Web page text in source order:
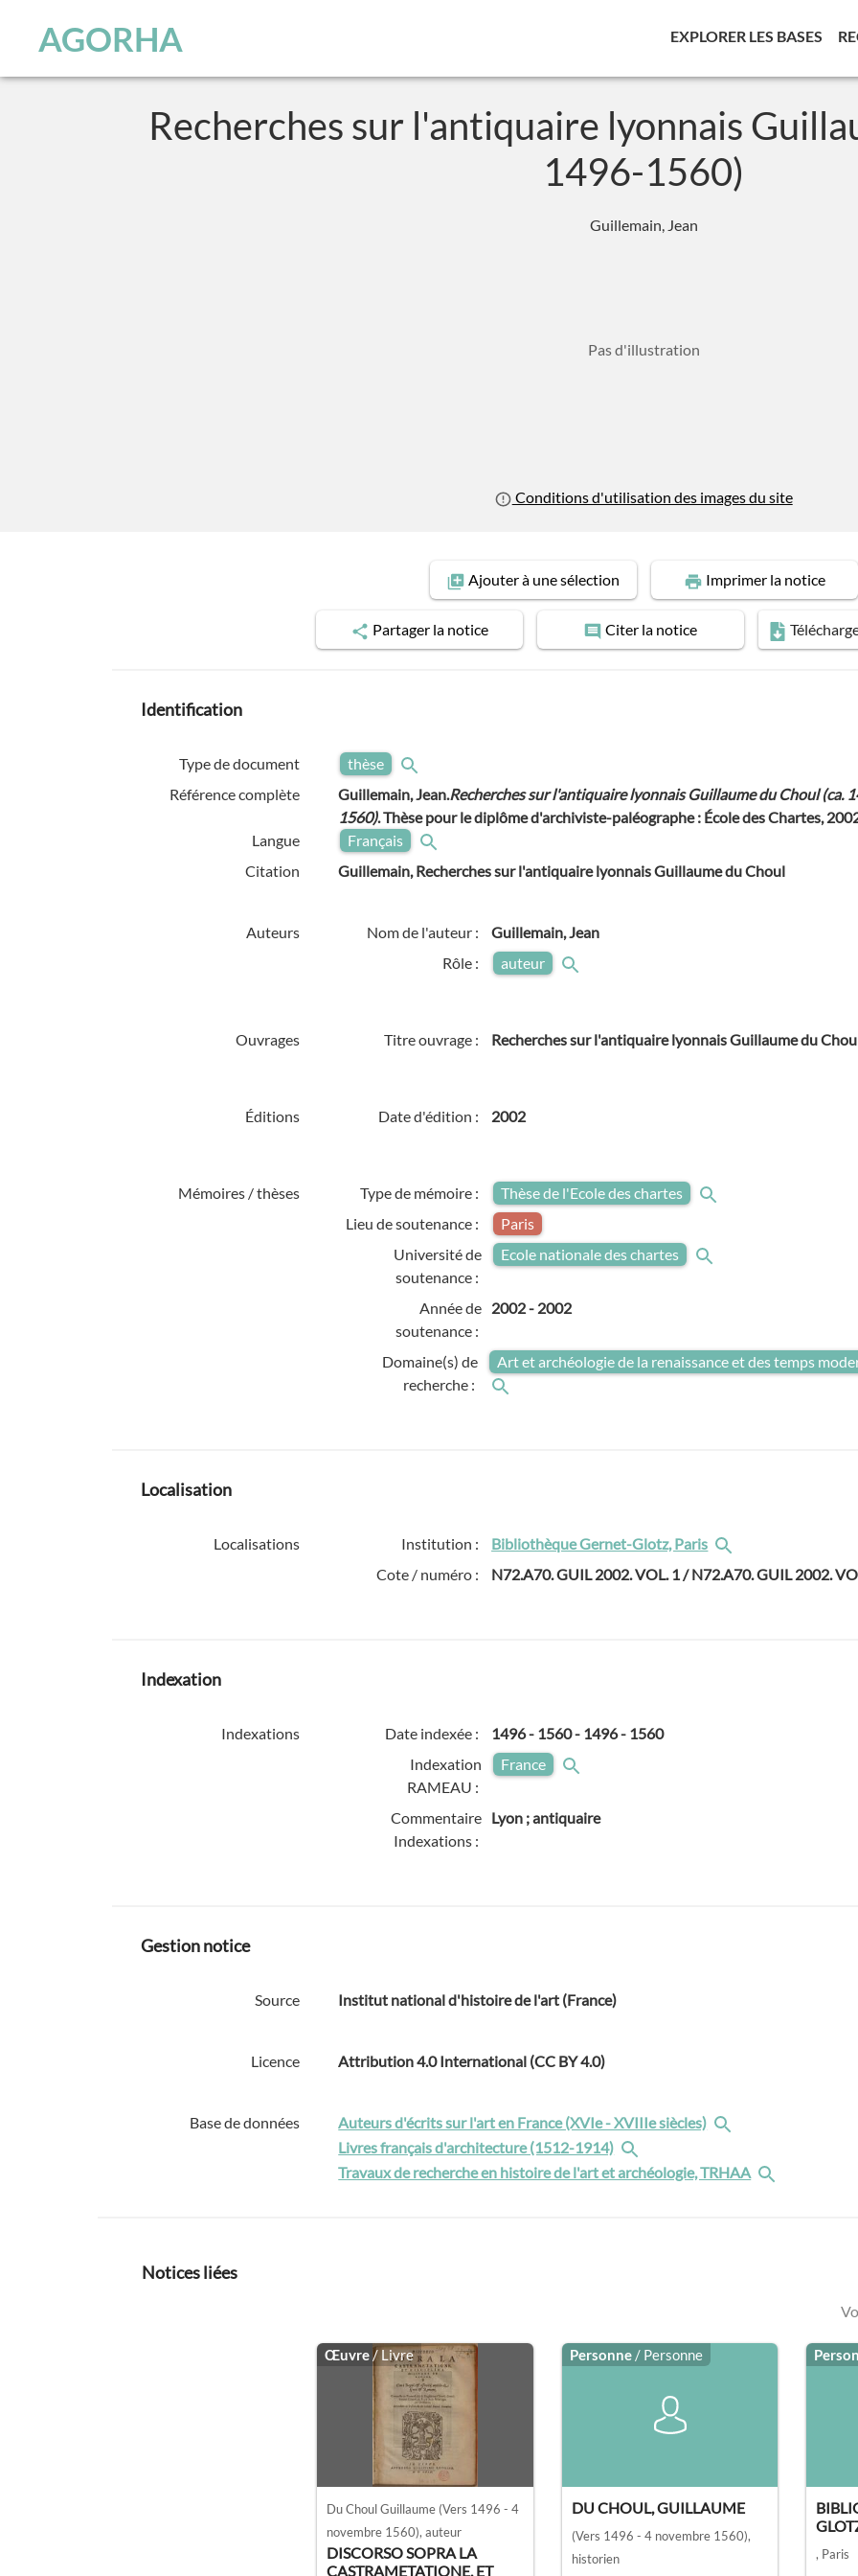
AGORHA EXPLORER LES BASES
Recherches sur l'antiquaire lyonnais
1496-1560)
Guillemain, Jean
Pas d'illustration
Conditions d'utilisation des images du site
Ajouterà une sélection Imprimerla notice
Partagerla notice Citer la notice
Identification
Type de document
thèse
Référence complète
Guillemain, Jean.Recherches sur l'antiquaire lyonnais Guillaume du Choul (ca.
1560). Thèse pour le diplôme d'archiviste-paléographe : École des Chartes,
Langue
Français
Citation
Guillemain, Recherches sur l'antiquaire lyonnais Guillaume du Choul
Auteurs Nom de l'auteur :
Guillemain, Jean
Rôle :
auteur
Ouvrages Titre ouvrage : Recherches sur l'antiquaire lyonnais Guillaume du
Éditions Date d'édition : 2002
Mémoires / thèses Type de mémoire :
Thèse de l'Ecole des chartes
Lieu de soutenance :
Paris
Université de
soutenance :
Ecole nationale des chartes
Année de
soutenance :
2002- 2002
Domaine(s) de
recherche :
Art et archéologie de la renaissance et des temps
Localisation
Localisations Institution :
Bibliothèque Gernet-Glotz, Paris
Cote / numéro :
N72.A70. GUIL 2002. VOL. 1 / N72.A70. GUIL 2002.
Indexation
Indexations Date indexée : 1496- 1560- 1496 - 1560
Indexation
RAMEAU :
France
Commentaire
Indexations :
Lyon ; antiquaire
Gestion notice
Source Institut national d'histoire de l'art (France)
Licence Attribution 4.0 International (CC BY 4.0)
Base de données
Auteurs d'écrits sur l'art en France (XVIe - XVIIIe siècles)
Livres français d'architecture (1512-1914)
Travaux de recherche en histoire de l'art et archéologie, TRHAA
Notices liées
Œuvre/ Livre
Du Choul Guillaume (Vers 1496 - 4
novembre 1560), auteur
DISCORSO SOPRA LA
CASTRAMETATIONE, ET
Personne / Personne
DU CHOUL, GUILLAUME
(Vers 1496 - 4 novembre 1560),
historien
, Paris